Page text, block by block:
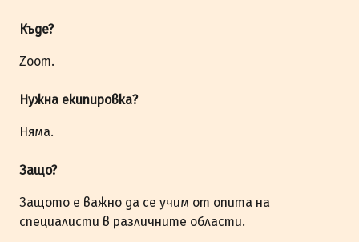
Къде?
Zoom.
Нужна екипировка?
Няма.
Защо?
Защото е важно да се учим от опита на
специалисти в различните области.